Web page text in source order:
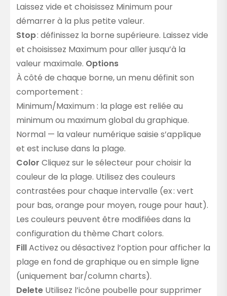
Laissez vide et choisissez Minimum pour
démarrer à la plus petite valeur.
Stop: définissez la borne supérieure. Laissez vide
et choisissez Maximum pour aller jusqu’à la
valeur maximale. Options
À côté de chaque borne, un menu définit son
comportement :
Minimum/Maximum : la plage est reliée au
minimum ou maximum global du graphique.
Normal — la valeur numérique saisie s’applique
et est incluse dans la plage.
Color Cliquez sur le sélecteur pour choisir la
couleur de la plage. Utilisez des couleurs
contrastées pour chaque intervalle (ex : vert
pour bas, orange pour moyen, rouge pour haut).
Les couleurs peuvent être modifiées dans la
configuration du thème Chart colors.
FillActivez ou désactivez l’option pour afficher la
plage en fond de graphique ou en simple ligne
(uniquement bar/column charts).
Delete Utilisez l’icône poubelle pour supprimer